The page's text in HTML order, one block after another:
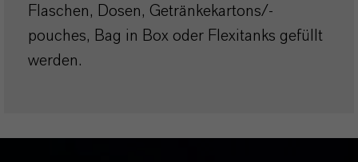
Flaschen, Dosen, Getränkekartons/-
pouches, Bag in Box oder Flexitanks gefüllt
werden.